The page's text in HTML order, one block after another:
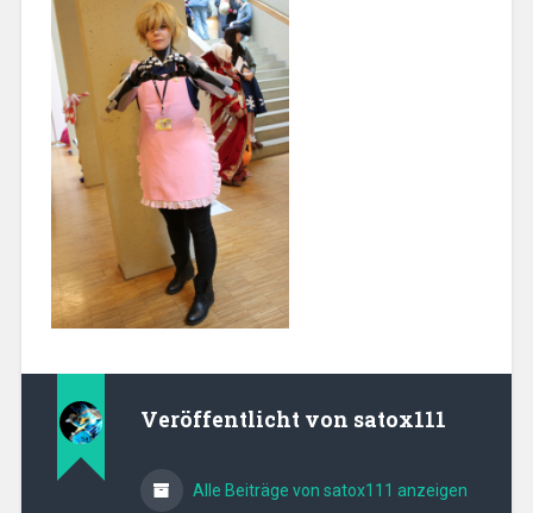
Veröffentlicht von satox111
Alle Beiträge von satox111 anzeigen